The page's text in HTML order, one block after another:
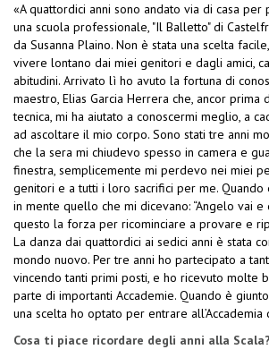
«A quattordici anni sono andato via di casa
una scuola professionale, "Il Balletto" di
da Susanna Plaino. Non è stata una scelta
vivere lontano dai miei genitori e dagli amici,
abitudini. Arrivato lì ho avuto la fortuna di
maestro, Elias Garcia Herrera che, ancor prima
tecnica, mi ha aiutato a conoscermi meglio, a
ad ascoltare il mio corpo. Sono stati tre anni
che la sera mi chiudevo spesso in camera e
finestra, semplicemente mi perdevo nei miei
genitori e a tutti i loro sacrifici per me. Quando
in mente quello che mi dicevano: “Angelo vai e
questo la forza per ricominciare a provare e
La danza dai quattordici ai sedici anni è stata
mondo nuovo. Per tre anni ho partecipato a
vincendo tanti primi posti, e ho ricevuto molte
parte di importanti Accademie. Quando è
una scelta ho optato per entrare
Cosa ti piace ricordare degli anni alla Scala?